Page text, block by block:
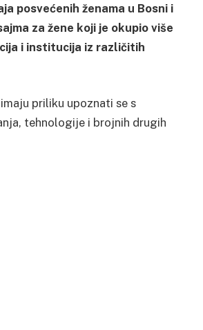
posvećenih ženama u Bosni i
za žene koji je okupio više
i institucija iz različitih
priliku upoznati se s
tehnologije i brojnih drugih